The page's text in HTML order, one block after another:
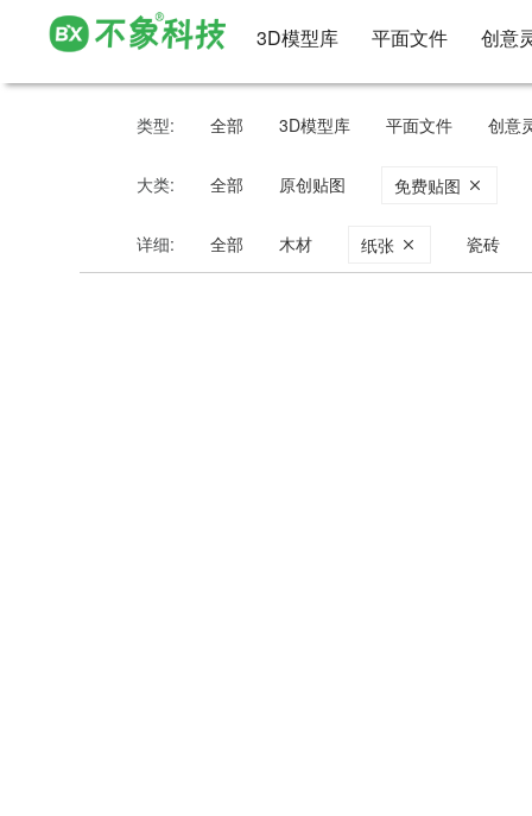
3D模型库 平面文件 创意
类型: 全部 3D模型库 平面文件 创意
大类: 全部 原创贴图 免费贴图
详细: 全部 木材 纸张 瓷砖